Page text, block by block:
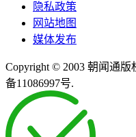
隐私政策
网站地图
媒体发布
Copyright © 2003 朝闻通
备11086997号.